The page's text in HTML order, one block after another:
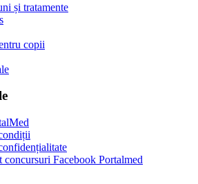
și tratamente
copii
concursuri Facebook Portalmed